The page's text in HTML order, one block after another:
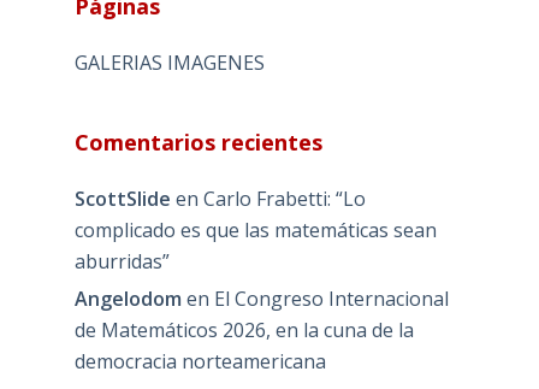
Páginas
GALERIAS IMAGENES
Comentarios recientes
ScottSlide en Carlo Frabetti: “Lo
complicado es que las matemáticas sean
aburridas”
Angelodom en El Congreso Internacional
de Matemáticos 2026, en la cuna de la
democracia norteamericana